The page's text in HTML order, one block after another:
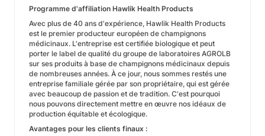
Programme d'affiliation Hawlik Health Products
Avec plus de 40 ans d'expérience, Hawlik Health Products
est le premier producteur européen de champignons
médicinaux. L'entreprise est certifiée biologique et peut
porter le label de qualité du groupe de laboratoires AGROLB
sur ses produits à base de champignons médicinaux depuis
de nombreuses années. À ce jour, nous sommes restés une
entreprise familiale gérée par son propriétaire, qui est gérée
avec beaucoup de passion et de tradition. C'est pourquoi
nous pouvons directement mettre en œuvre nos idéaux de
production équitable et écologique.
Avantages pour les clients finaux :